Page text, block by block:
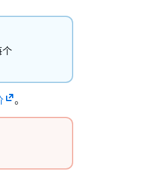
个
。